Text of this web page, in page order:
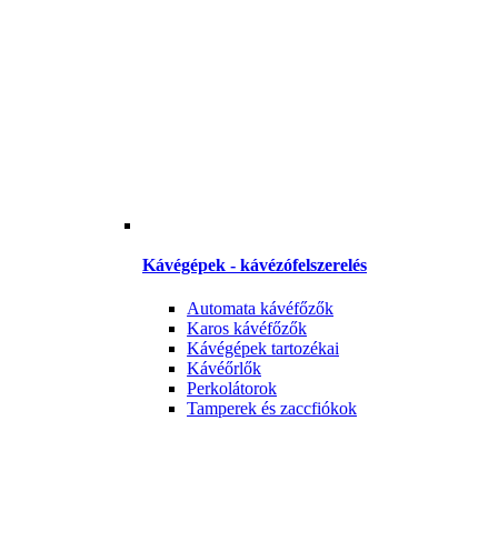
Kávégépek - kávézófelszerelés
Automata kávéfőzők
Karos kávéfőzők
Kávégépek tartozékai
Kávéőrlők
Perkolátorok
Tamperek és zaccfiókok